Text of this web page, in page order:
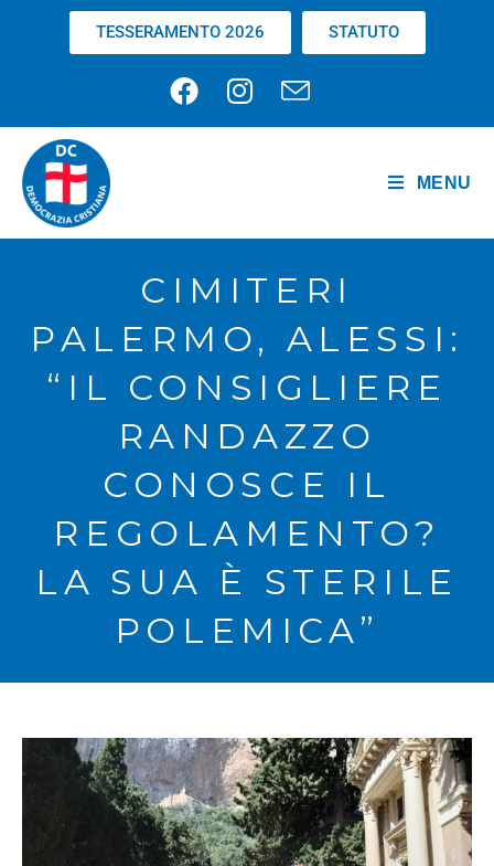
TESSERAMENTO 2026 STATUTO
MENU
CIMITERI
PALERMO, ALESSI:
“IL CONSIGLIERE
RANDAZZO
CONOSCE IL
REGOLAMENTO?
LA SUA È STERILE
POLEMICA”